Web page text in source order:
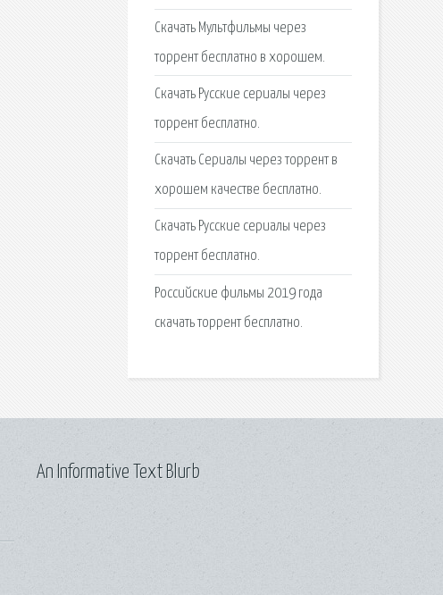
Скачать Мультфильмы через
торрент бесплатно в хорошем.
Скачать Русские сериалы через
торрент бесплатно.
Скачать Сериалы через торрент в
хорошем качестве бесплатно.
Скачать Русские сериалы через
торрент бесплатно.
Российские фильмы 2019 года
скачать торрент бесплатно.
An Informative Text Blurb